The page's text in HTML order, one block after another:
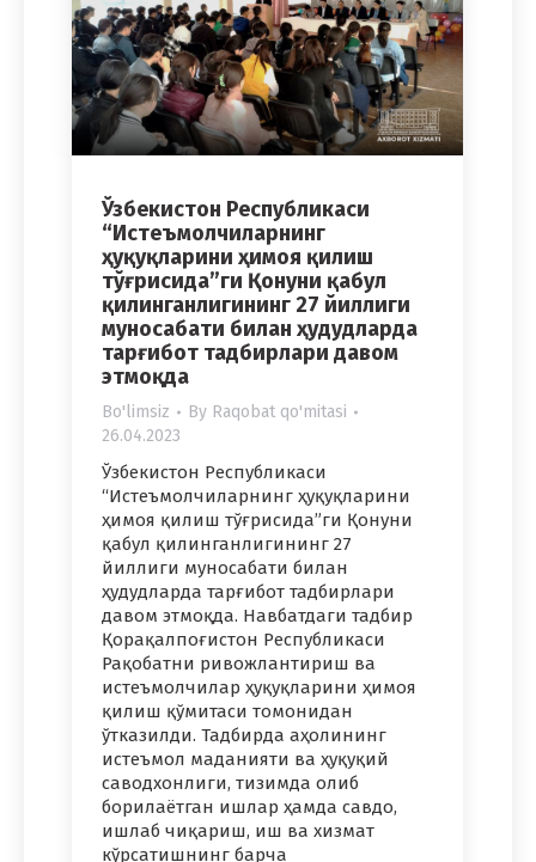
Ўзбекистон Республикаси
“Истеъмолчиларнинг
ҳуқуқларини ҳимоя қилиш
тўғрисида”ги Қонуни қабул
қилинганлигининг 27 йиллиги
муносабати билан ҳудудларда
тарғибот тадбирлари давом
этмоқда
Bo'limsiz By Raqobat qo'mitasi
26.04.2023
Ўзбекистон Республикаси
“Истеъмолчиларнинг ҳуқуқларини
ҳимоя қилиш тўғрисида”ги Қонуни
қабул қилинганлигининг 27
йиллиги муносабати билан
ҳудудларда тарғибот тадбирлари
давом этмоқда. Навбатдаги тадбир
Қорақалпоғистон Республикаси
Рақобатни ривожлантириш ва
истеъмолчилар ҳуқуқларини ҳимоя
қилиш қўмитаси томонидан
ўтказилди. Тадбирда аҳолининг
истеъмол маданияти ва ҳуқуқий
саводхонлиги, тизимда олиб
борилаётган ишлар ҳамда савдо,
ишлаб чиқариш, иш ва хизмат
кўрсатишнинг барча